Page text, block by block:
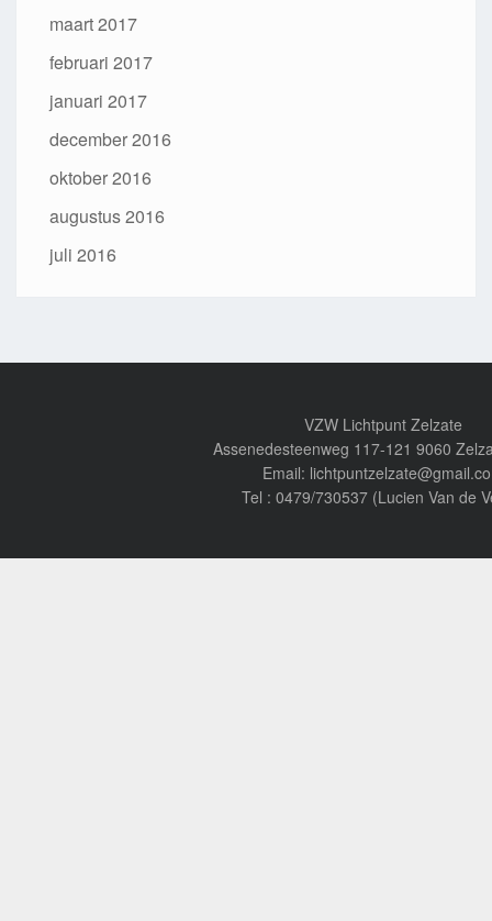
maart 2017
februari 2017
januari 2017
december 2016
oktober 2016
augustus 2016
juli 2016
VZW Lichtpunt Zelzate
Assenedesteenweg 117-121 9060
Email:
Tel : 0479/730537 (Lucien Van de